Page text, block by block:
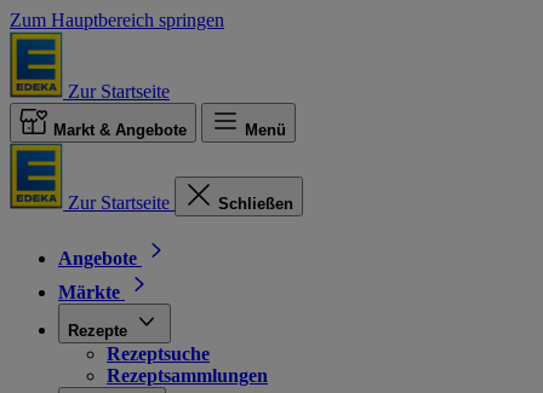
Zum Hauptbereich springen
Zur Startseite
Markt & Angebote Menü
Zur Startseite Schließen
Angebote
Märkte
Rezepte
Rezeptsuche
Rezeptsammlungen